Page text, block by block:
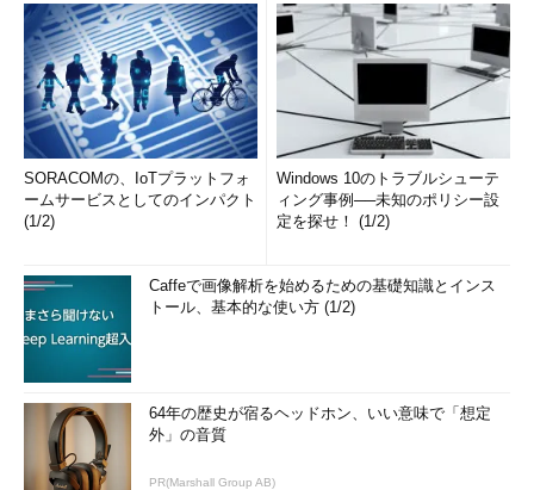
SORACOMの、IoTプラットフォ
ームサービスとしてのインパクト
(1/2)
Windows 10のトラブルシューテ
ィング事例──未知のポリシー設
定を探せ！ (1/2)
Caffeで画像解析を始めるための基礎知識とインス
トール、基本的な使い方 (1/2)
64年の歴史が宿るヘッドホン、いい意味で「想定
外」の音質
PR(Marshall Group AB)